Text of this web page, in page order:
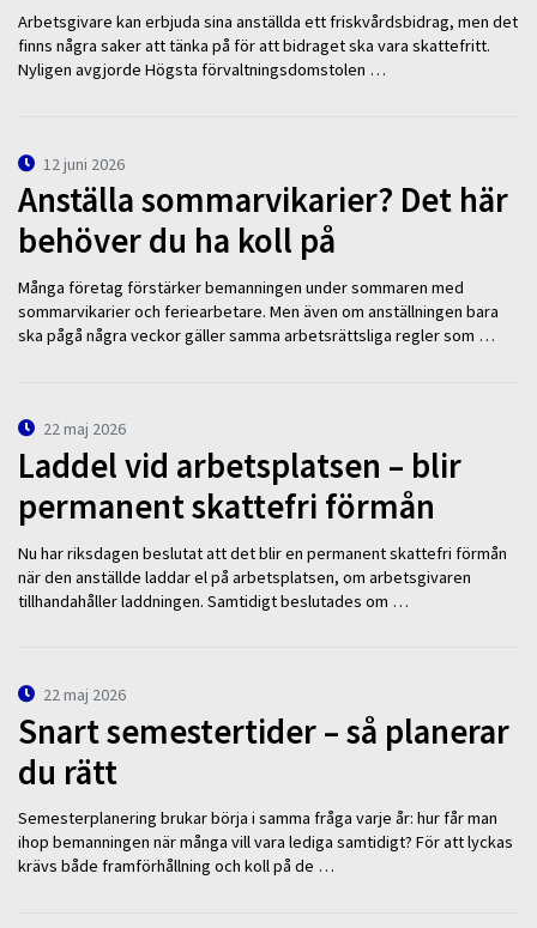
Arbetsgivare kan erbjuda sina anställda ett friskvårdsbidrag, men det
finns några saker att tänka på för att bidraget ska vara skattefritt.
Nyligen avgjorde Högsta förvaltningsdomstolen …
12 juni 2026
Anställa sommarvikarier? Det här
behöver du ha koll på
Många företag förstärker bemanningen under sommaren med
sommarvikarier och feriearbetare. Men även om anställningen bara
ska pågå några veckor gäller samma arbetsrättsliga regler som …
22 maj 2026
Laddel vid arbetsplatsen – blir
permanent skattefri förmån
Nu har riksdagen beslutat att det blir en permanent skattefri förmån
när den anställde laddar el på arbetsplatsen, om arbetsgivaren
tillhandahåller laddningen. Samtidigt beslutades om …
22 maj 2026
Snart semestertider – så planerar
du rätt
Semesterplanering brukar börja i samma fråga varje år: hur får man
ihop bemanningen när många vill vara lediga samtidigt? För att lyckas
krävs både framförhållning och koll på de …